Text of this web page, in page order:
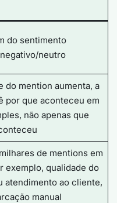
do sentimento
neutro
do mention aumenta, a
por que aconteceu em
não apenas que
de mentions em
exemplo, qualidade do
atendimento ao cliente,
manual